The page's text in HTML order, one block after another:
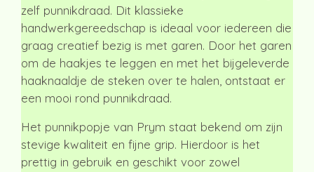
zelf punnikdraad. Dit klassieke
handwerkgereedschap is ideaal voor iedereen die
graag creatief bezig is met garen. Door het garen
om de haakjes te leggen en met het bijgeleverde
haaknaaldje de steken over te halen, ontstaat er
een mooi rond punnikdraad.
Het punnikpopje van Prym staat bekend om zijn
stevige kwaliteit en fijne grip. Hierdoor is het
prettig in gebruik en geschikt voor zowel